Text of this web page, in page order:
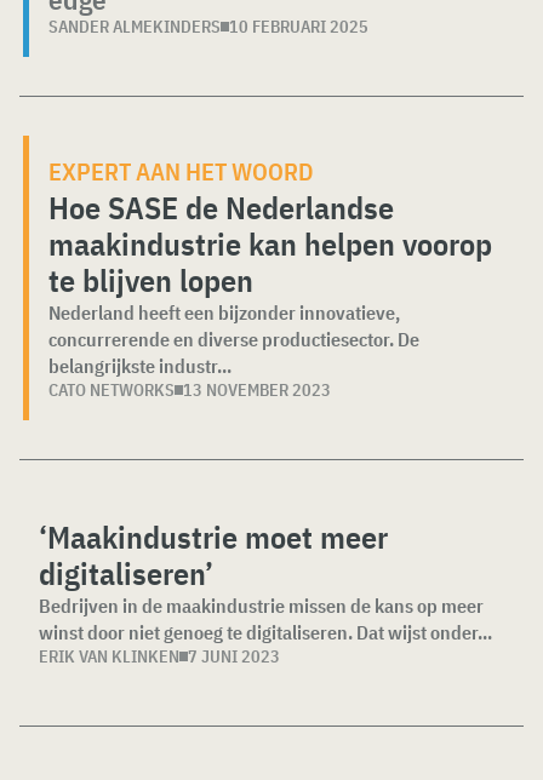
SANDER ALMEKINDERS 10 FEBRUARI 2025
EXPERT AAN HET WOORD
Hoe SASE de Nederlandse
maakindustrie kan helpen voorop
te blijven lopen
Nederland heeft een bijzonder innovatieve,
concurrerende en diverse productiesector. De
belangrijkste industr...
CATO NETWORKS 13 NOVEMBER 2023
‘Maakindustrie moet meer
digitaliseren’
Bedrijven in de maakindustrie missen de kans op meer
winst door niet genoeg te digitaliseren. Dat wijst onder...
ERIK VAN KLINKEN 7 JUNI 2023